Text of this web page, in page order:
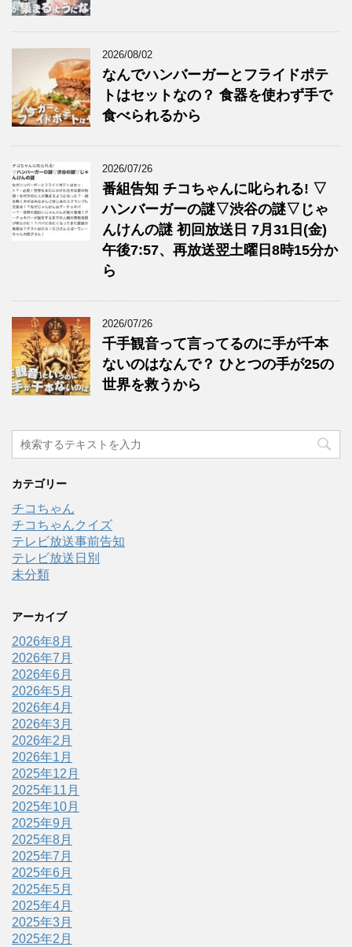
2026/08/02
なんでハンバーガーとフライドポテ
トはセットなの？ 食器を使わず手で
食べられるから
2026/07/26
番組告知 チコちゃんに叱られる! ▽
ハンバーガーの謎▽渋谷の謎▽じゃ
んけんの謎 初回放送日 7月31日(金)
午後7:57、再放送翌土曜日8時15分か
ら
2026/07/26
千手観音って言ってるのに手が千本
ないのはなんで？ ひとつの手が25の
世界を救うから
カテゴリー
チコちゃん
チコちゃんクイズ
テレビ放送事前告知
テレビ放送日別
未分類
アーカイブ
2026年8月
2026年7月
2026年6月
2026年5月
2026年4月
2026年3月
2026年2月
2026年1月
2025年12月
2025年11月
2025年10月
2025年9月
2025年8月
2025年7月
2025年6月
2025年5月
2025年4月
2025年3月
2025年2月